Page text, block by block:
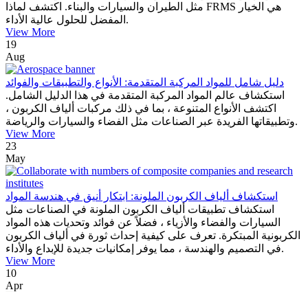
مثل الطيران والسيارات والبناء. اكتشف لماذا FRMS هي الخيار
المفضل للحلول عالية الأداء.
View More
19
Aug
دليل شامل للمواد المركبة المتقدمة: الأنواع والتطبيقات والفوائد
استكشاف عالم المواد المركبة المتقدمة في هذا الدليل الشامل.
اكتشف الأنواع المتنوعة ، بما في ذلك مركبات ألياف الكربون ،
وتطبيقاتها الفريدة عبر الصناعات مثل الفضاء والسيارات والرياضة.
View More
23
May
استكشاف ألياف الكربون الملونة: ابتكار أنيق في هندسة المواد
استكشاف تطبيقات ألياف الكربون الملونة في الصناعات مثل
السيارات والفضاء والأزياء ، فضلاً عن فوائد وتحديات هذه المواد
الكربونية المبتكرة. تعرف على كيفية إحداث ثورة في ألياف الكربون
في التصميم والهندسة ، مما يوفر إمكانيات جديدة للإبداع والأداء.
View More
10
Apr